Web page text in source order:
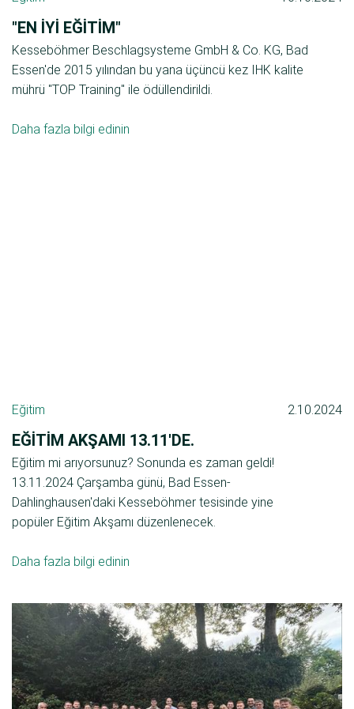
"EN İYİ EĞİTİM"
Kesseböhmer Beschlagsysteme GmbH & Co. KG, Bad
Essen'de 2015 yılından bu yana üçüncü kez IHK kalite
mührü "TOP Training" ile ödüllendirildi.
Daha fazla bilgi edinin
Eğitim 2.10.2024
EĞITIM AKŞAMI 13.11'DE.
Eğitim mi arıyorsunuz? Sonunda es zaman geldi!
13.11.2024 Çarşamba günü, Bad Essen-
Dahlinghausen'daki Kesseböhmer tesisinde yine
popüler Eğitim Akşamı düzenlenecek.
Daha fazla bilgi edinin